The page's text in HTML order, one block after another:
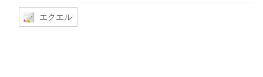
エクエル